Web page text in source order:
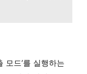
모드’를 실행하는